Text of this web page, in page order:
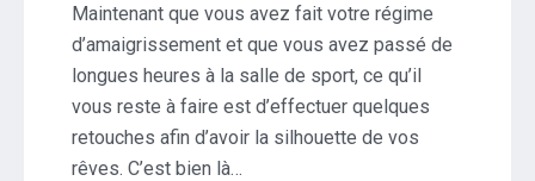
Maintenant que vous avez fait votre régime
d’amaigrissement et que vous avez passé de
longues heures à la salle de sport, ce qu’il
vous reste à faire est d’effectuer quelques
retouches afin d’avoir la silhouette de vos
rêves. C’est bien là…